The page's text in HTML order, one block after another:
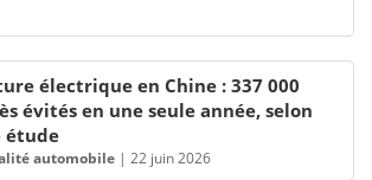
électrique en Chine : 337 000
évités en une seule année, selon
étude
automobile | 22 juin 2026